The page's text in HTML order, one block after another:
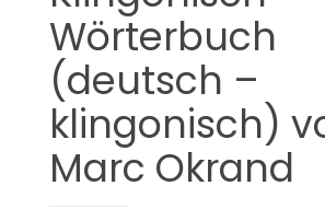
Wörterbuch
(deutsch –
klingonisch)
Marc Okrand